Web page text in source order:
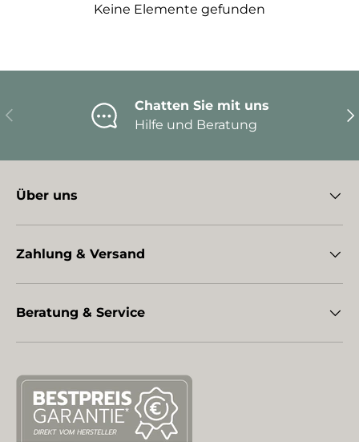
Keine Elemente gefunden
Vorherige
Chatten Sie mit uns
Hilfe und Beratung
Über uns
Zahlung & Versand
Beratung & Service